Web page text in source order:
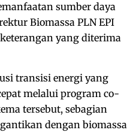
sumber daya
Biomassa PLN EPI
yang diterima
transisi energi yang
melalui program co-
tersebut, sebagian
dengan biomassa